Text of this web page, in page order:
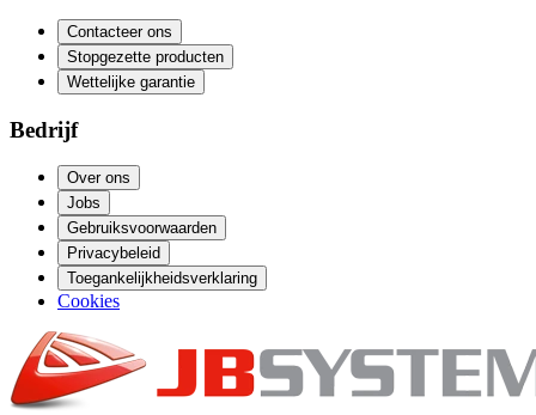
Contacteer ons
Stopgezette producten
Wettelijke garantie
Bedrijf
Over ons
Jobs
Gebruiksvoorwaarden
Privacybeleid
Toegankelijkheidsverklaring
Cookies